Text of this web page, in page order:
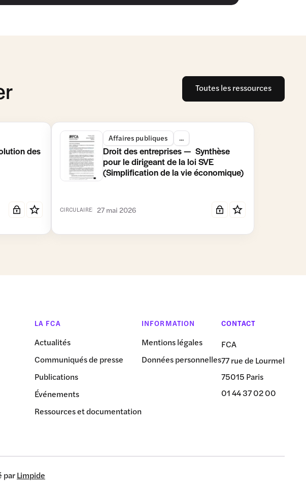
Toutes les ressources
des
Affaires publiques ...
Droit des entreprises — Synthèse
pour le dirigeant de la loi SVE
(Simplification de la vie économique)
CIRCULAIRE 27 mai 2026
LA FCA
Actualités
Communiqués de presse
Publications
Événements
Ressources et documentation
INFORMATION
Mentions légales
Données personnelles
CONTACT
FCA
77 rue de Lourmel
75015 Paris
01 44 37 02 00
parLimpide